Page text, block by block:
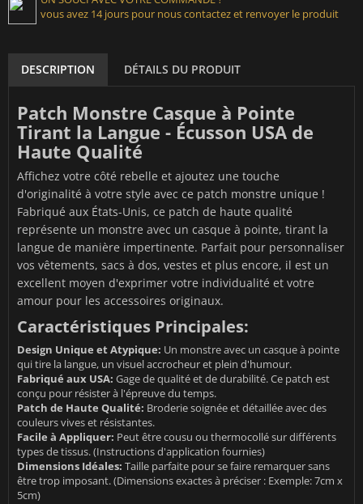
vous avez 14 jours pour nous contactez et renvoyer le produit
DESCRIPTION DÉTAILS DU PRODUIT
Patch Monstre Casque à Pointe
Tirant la Langue - Écusson USA de
Haute Qualité
Affichez votre côté rebelle et ajoutez une touche
d'originalité à votre style avec ce patch monstre unique !
Fabriqué aux États-Unis, ce patch de haute qualité
représente un monstre avec un casque à pointe, tirant la
langue de manière impertinente. Parfait pour personnaliser
vos vêtements, sacs à dos, vestes et plus encore, il est un
excellent moyen d'exprimer votre individualité et votre
amour pour les accessoires originaux.
Caractéristiques Principales:
Design Unique et Atypique: Un monstre avec un casque à pointe
qui tire la langue, un visuel accrocheur et plein d'humour.
Fabriqué aux USA: Gage de qualité et de durabilité. Ce patch est
conçu pour résister à l'épreuve du temps.
Patch de Haute Qualité: Broderie soignée et détaillée avec des
couleurs vives et résistantes.
Facile à Appliquer: Peut être cousu ou thermocollé sur différents
types de tissus. (Instructions d'application fournies)
Dimensions Idéales: Taille parfaite pour se faire remarquer sans
être trop imposant. (Dimensions exactes à préciser : Exemple: 7cm x
5cm)